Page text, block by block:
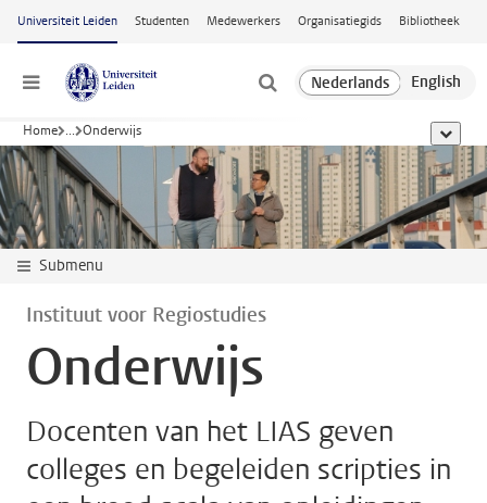
Ga naar hoofdinhoud
Universiteit Leiden Studenten Medewerkers Organisatiegids Bibliotheek
Menu
Home ... Onderwijs toon
Submenu
Instituut voor Regiostudies
Onderwijs
Docenten van het LIAS geven
colleges en begeleiden scripties in